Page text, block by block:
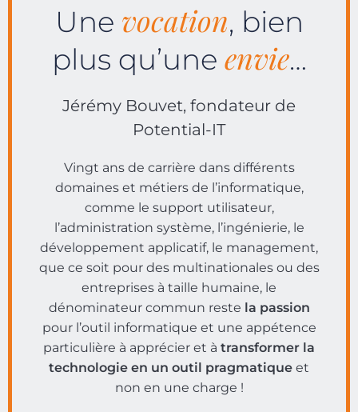
Une vocation, bien
plus qu’une envie…
Jérémy Bouvet, fondateur de
Potential-IT
Vingt ans de carrière dans différents
domaines et métiers de l’informatique,
comme le support utilisateur,
l’administration système, l’ingénierie, le
développement applicatif, le management,
que ce soit pour des multinationales ou des
entreprises à taille humaine, le
dénominateur commun reste la passion
pour l’outil informatique et une appétence
particulière à apprécier et à transformer la
technologie en un outil pragmatique et
non en une charge !